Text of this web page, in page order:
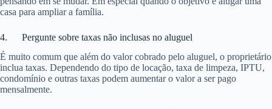
casa para ampliar a família.
4. Pergunte sobre taxas não inclusas no aluguel
É muito comum que além do valor cobrado pelo aluguel, o proprietário
inclua taxas. Dependendo do tipo de locação, taxa de limpeza, IPTU,
condomínio e outras taxas podem aumentar o valor a ser pago
mensalmente.